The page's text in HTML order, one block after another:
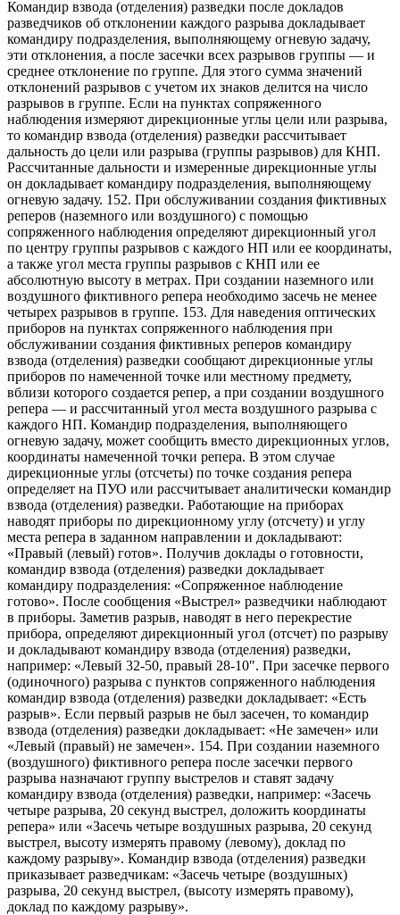
Командир взвода (отделения) разведки после докладов
разведчиков об отклонении каждого разрыва докладывает
командиру подразделения, выполняющему огневую задачу,
эти отклонения, а после засечки всех разрывов группы — и
среднее отклонение по группе. Для этого сумма значений
отклонений разрывов с учетом их знаков делится на число
разрывов в группе. Если на пунктах сопряженного
наблюдения измеряют дирекционные углы цели или разрыва,
то командир взвода (отделения) разведки рассчитывает
дальность до цели или разрыва (группы разрывов) для КНП.
Рассчитанные дальности и измеренные дирекционные углы
он докладывает командиру подразделения, выполняющему
огневую задачу. 152. При обслуживании создания фиктивных
реперов (наземного или воздушного) с помощью
сопряженного наблюдения определяют дирекционный угол
по центру группы разрывов с каждого НП или ее координаты,
а также угол места группы разрывов с КНП или ее
абсолютную высоту в метрах. При создании наземного или
воздушного фиктивного репера необходимо засечь не менее
четырех разрывов в группе. 153. Для наведения оптических
приборов на пунктах сопряженного наблюдения при
обслуживании создания фиктивных реперов командиру
взвода (отделения) разведки сообщают дирекционные углы
приборов по намеченной точке или местному предмету,
вблизи которого создается репер, а при создании воздушного
репера — и рассчитанный угол места воздушного разрыва с
каждого НП. Командир подразделения, выполняющего
огневую задачу, может сообщить вместо дирекционных углов,
координаты намеченной точки репера. В этом случае
дирекционные углы (отсчеты) по точке создания репера
определяет на ПУО или рассчитывает аналитически командир
взвода (отделения) разведки. Работающие на приборах
наводят приборы по дирекционному углу (отсчету) и углу
места репера в заданном направлении и докладывают:
«Правый (левый) готов». Получив доклады о готовности,
командир взвода (отделения) разведки докладывает
командиру подразделения: «Сопряженное наблюдение
готово». После сообщения «Выстрел» разведчики наблюдают
в приборы. Заметив разрыв, наводят в него перекрестие
прибора, определяют дирекционный угол (отсчет) по разрыву
и докладывают командиру взвода (отделения) разведки,
например: «Левый 32-50, правый 28-10″. При засечке первого
(одиночного) разрыва с пунктов сопряженного наблюдения
командир взвода (отделения) разведки докладывает: «Есть
разрыв». Если первый разрыв не был засечен, то командир
взвода (отделения) разведки докладывает: «Не замечен» или
«Левый (правый) не замечен». 154. При создании наземного
(воздушного) фиктивного репера после засечки первого
разрыва назначают группу выстрелов и ставят задачу
командиру взвода (отделения) разведки, например: «Засечь
четыре разрыва, 20 секунд выстрел, доложить координаты
репера» или «Засечь четыре воздушных разрыва, 20 секунд
выстрел, высоту измерять правому (левому), доклад по
каждому разрыву». Командир взвода (отделения) разведки
приказывает разведчикам: «Засечь четыре (воздушных)
разрыва, 20 секунд выстрел, (высоту измерять правому),
доклад по каждому разрыву».